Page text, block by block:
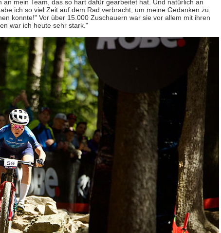
mein Team, das so hart dafür gearbeitet hat. Und natürlich an
ich so viel Zeit auf dem Rad verbracht, um meine Gedanken zu
konnte!" Vor über 15.000 Zuschauern war sie vor allem mit ihren
war ich heute sehr stark."